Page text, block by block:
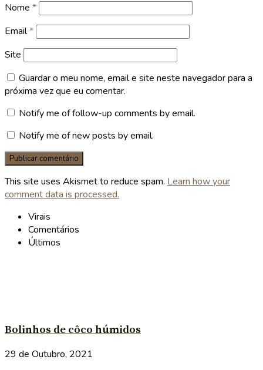
Nome *
Email*
Site
Guardar o meu nome, email e site neste navegador para a
próxima vez que eu comentar.
Notify me of follow-up comments by email.
Notify me of new posts by email.
This site uses Akismet to reduce spam. Learn how your
comment data is processed.
Virais
Comentários
Últimos
Bolinhos de côco húmidos
29 de Outubro, 2021